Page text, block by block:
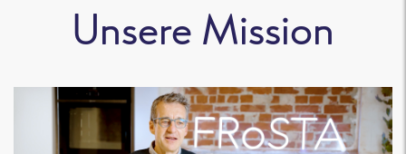
Unsere Mission